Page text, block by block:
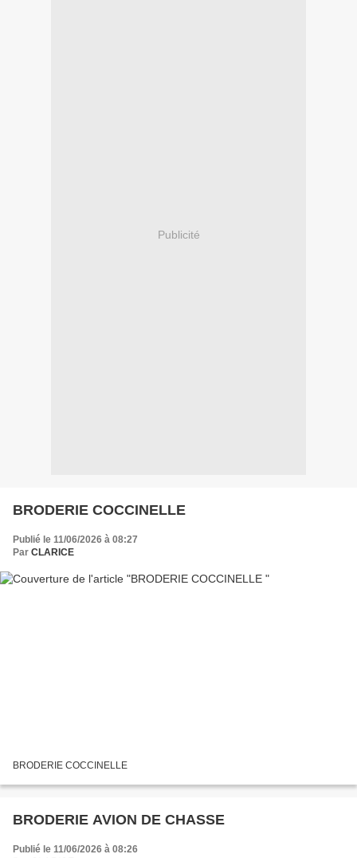
Publicité
BRODERIE COCCINELLE
Publié le 11/06/2026 à 08:27
Par CLARICE
BRODERIE COCCINELLE
BRODERIE AVION DE CHASSE
Publié le 11/06/2026 à 08:26